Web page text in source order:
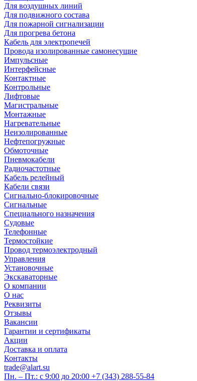
Для воздушных линий
Для подвижного состава
Для пожарной сигнализации
Для прогрева бетона
Кабель для электропечей
Провода изолированные самонесущие
Импульсные
Интерфейсные
Контактные
Контрольные
Лифтовые
Магистральные
Монтажные
Нагревательные
Неизолированные
Нефтепогружные
Обмоточные
Пневмокабели
Радиочастотные
Кабель релейный
Кабели связи
Сигнально-блокировочные
Сигнальные
Специального назначения
Судовые
Телефонные
Термостойкие
Провод термоэлектродный
Управления
Установочные
Экскаваторные
О компании
О нас
Реквизиты
Отзывы
Вакансии
Гарантии и сертификаты
Акции
Доставка и оплата
Контакты
trade@alart.su
Пн. – Пт.: с 9:00 до 20:00 +7 (343) 288-55-84